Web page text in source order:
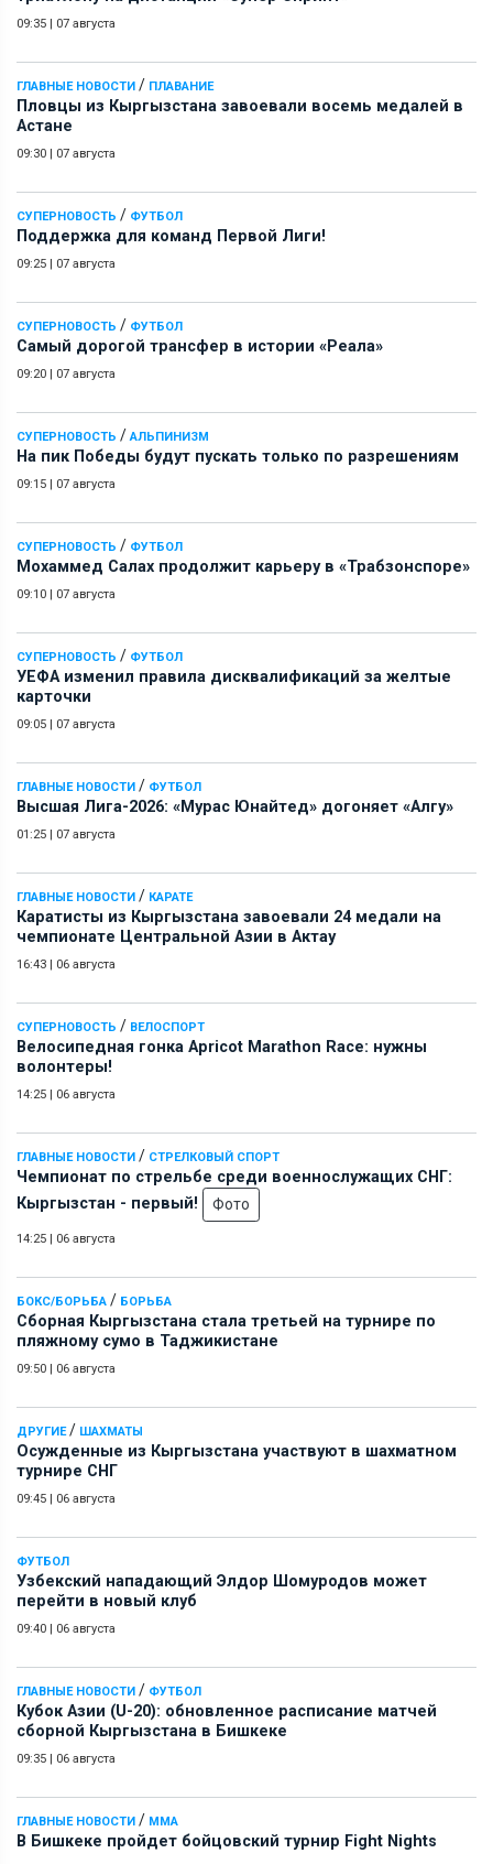
09:35 | 07 августа
ГЛАВНЫЕ НОВОСТИ / ПЛАВАНИЕ
Пловцы из Кыргызстана завоевали восемь медалей в
Астане
09:30 | 07 августа
СУПЕРНОВОСТЬ / ФУТБОЛ
Поддержка для команд Первой Лиги!
09:25 | 07 августа
СУПЕРНОВОСТЬ / ФУТБОЛ
Самый дорогой трансфер в истории «Реала»
09:20 | 07 августа
СУПЕРНОВОСТЬ / АЛЬПИНИЗМ
На пик Победы будут пускать только по разрешениям
09:15 | 07 августа
СУПЕРНОВОСТЬ / ФУТБОЛ
Мохаммед Салах продолжит карьеру в «Трабзонспоре»
09:10 | 07 августа
СУПЕРНОВОСТЬ / ФУТБОЛ
УЕФА изменил правила дисквалификаций за желтые
карточки
09:05 | 07 августа
ГЛАВНЫЕ НОВОСТИ / ФУТБОЛ
Высшая Лига-2026: «Мурас Юнайтед» догоняет «Алгу»
01:25 | 07 августа
ГЛАВНЫЕ НОВОСТИ / КАРАТЕ
Каратисты из Кыргызстана завоевали 24 медали на
чемпионате Центральной Азии в Актау
16:43 | 06 августа
СУПЕРНОВОСТЬ / ВЕЛОСПОРТ
Велосипедная гонка Apricot Marathon Race: нужны
волонтеры!
14:25 | 06 августа
ГЛАВНЫЕ НОВОСТИ / СТРЕЛКОВЫЙ СПОРТ
Чемпионат по стрельбе среди военнослужащих СНГ:
Кыргызстан - первый!
Фото
14:25 | 06 августа
БОКС/БОРЬБА / БОРЬБА
Сборная Кыргызстана стала третьей на турнире по
пляжному сумо в Таджикистане
09:50 | 06 августа
ДРУГИЕ/ ШАХМАТЫ
Осужденные из Кыргызстана участвуют в шахматном
турнире СНГ
09:45 | 06 августа
ФУТБОЛ
Узбекский нападающий Элдор Шомуродов может
перейти в новый клуб
09:40 | 06 августа
ГЛАВНЫЕ НОВОСТИ / ФУТБОЛ
Кубок Азии (U-20): обновленное расписание матчей
сборной Кыргызстана в Бишкеке
09:35 | 06 августа
ГЛАВНЫЕ НОВОСТИ / ММА
В Бишкеке пройдет бойцовский турнир Fight Nights